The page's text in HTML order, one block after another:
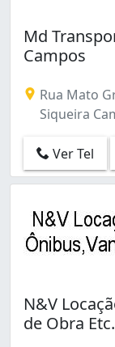
Md
Campos
Rua Mato
Siqueira
Ver Tel
N&V
de Obra